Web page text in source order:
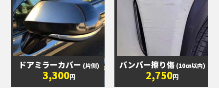
ドアミラーカバー (片側)
3,300円
バンパー擦り傷 (10㎝以内)
2,750円